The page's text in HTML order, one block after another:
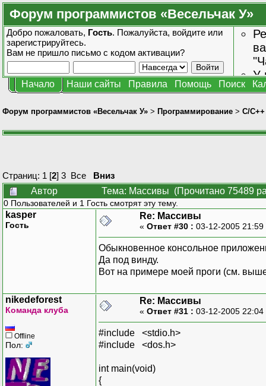
Форум программистов «Весельчак У»
Добро пожаловать, Гость. Пожалуйста, войдите или
зарегистрируйтесь.
Вам не пришло письмо с кодом активации?
У
Начало Наши сайты Правила Помощь Поиск
Форум программистов «Весельчак У» > Программирование > C/C++
Страниц: 1 [2] 3 Все
Вниз
Автор
Тема: Массивы (Прочитано 75489
0 Пользователей и 1 Гость смотрят эту тему.
kasper
Гость
Re: Массивы
« Ответ #30 : 03-12-2005
Обыкновенное консольное
Да под винду.
Вот на примере моей проги (см.
nikedeforest
Команда клуба
Offline
Пол:
Re: Массивы
« Ответ #31 : 03-12-2005
#include <stdio.h>
#include <dos.h>
int main(void)
{